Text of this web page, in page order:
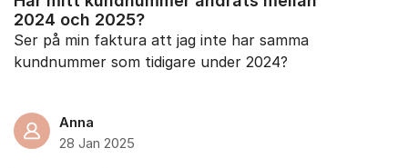
2024 och 2025?
Ser på min faktura att jag inte har samma
kundnummer som tidigare under 2024?
Anna
28 Jan 2025